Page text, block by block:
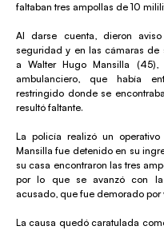
faltaban tres ampollas de 10
Al darse cuenta, dieron
seguridad y en las cámaras de
a Walter Hugo Mansilla (45),
ambulanciero, que había
restringido donde se
resultó faltante.
La policía realizó un
Mansilla fue detenido en su
su casa encontraron las tres
por lo que se avanzó con la
acusado, que fue demorado por
La causa quedó caratulada